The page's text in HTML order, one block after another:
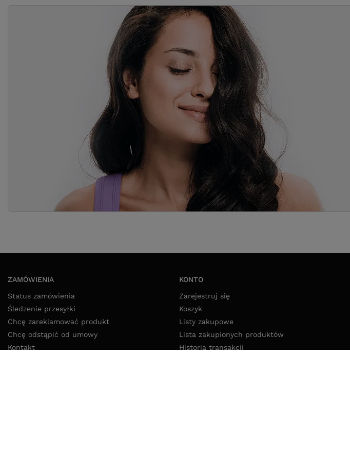
ZAMÓWIENIA
Status zamówienia
Śledzenie przesyłki
Chcę zareklamować produkt
Chcę odstąpić od umowy
Kontakt
KONTO
Zarejestruj się
Koszyk
Listy zakupowe
Lista zakupionych produktów
Historia transakcji